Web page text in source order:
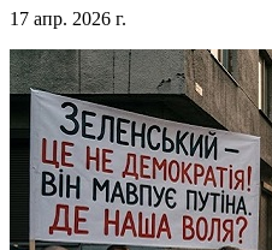
17 апр. 2026 г.